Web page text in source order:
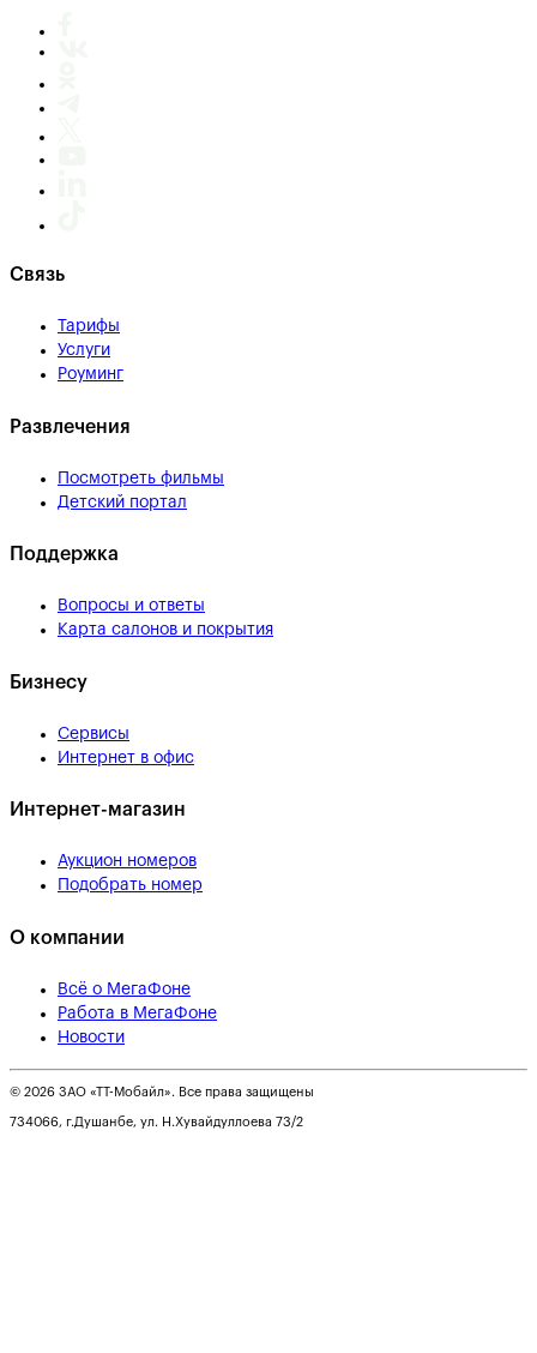
Связь
Тарифы
Услуги
Роуминг
Развлечения
Посмотреть фильмы
Детский портал
Поддержка
Вопросы и ответы
Карта салонов и покрытия
Бизнесу
Сервисы
Интернет в офис
Интернет-магазин
Аукцион номеров
Подобрать номер
О компании
Всё о МегаФоне
Работа в МегаФоне
Новости
© 2026 ЗАО «ТТ-Мобайл». Все права защищены
734066, г.Душанбе, ул. Н.Хувайдуллоева 73/2